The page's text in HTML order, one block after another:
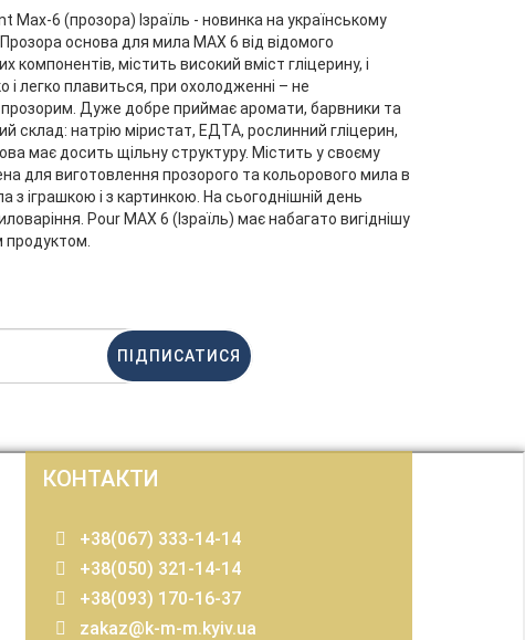
6 (прозора) Ізраїль - новинка на українському
основа для мила MAX 6 від відомого
містить високий вміст гліцерину, і
легко плавиться, при охолодженні – не
прозорим. Дуже добре приймає аромати, барвники та
склад: натрію міристат, ЕДТА, рослинний гліцерин,
має досить щільну структуру. Містить у своєму
для виготовлення прозорого та кольорового мила в
іграшкою і з картинкою. На сьогоднішній день
Pour MAX 6 (Ізраїль) має набагато вигіднішу
продуктом.
ПІДПИСАТИСЯ
КОНТАКТИ
+38(067) 333-14-14
+38(050) 321-14-14
+38(093) 170-16-37
zakaz@k-m-m.kyiv.ua